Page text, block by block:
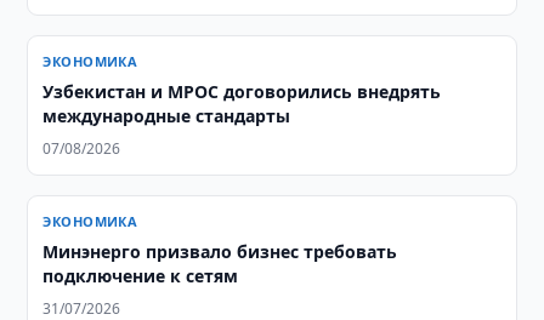
ЭКОНОМИКА
Узбекистан и MPOC договорились внедрять
международные стандарты
07/08/2026
ЭКОНОМИКА
Минэнерго призвало бизнес требовать
подключение к сетям
31/07/2026